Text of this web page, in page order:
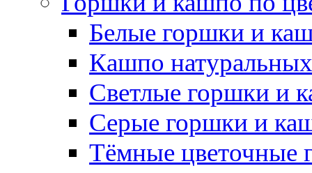
Белые горшки и
Кашпо
Светлые горшки и
Серые горшки и
Тёмные цветочные